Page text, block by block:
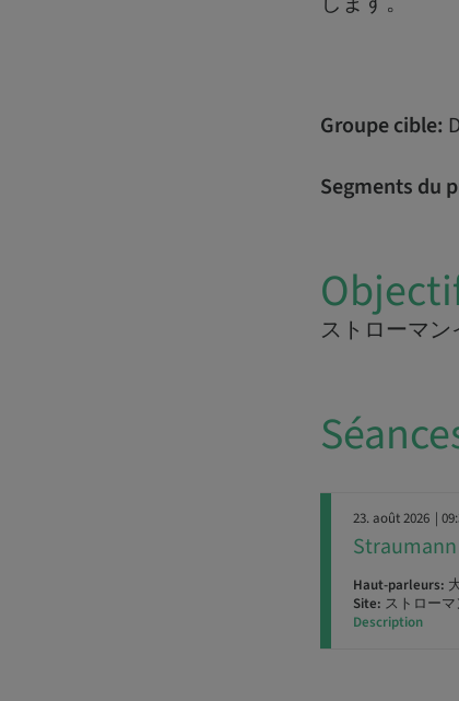
Groupe cible:
Segments du
ストローマ
23. août 2026 |
Haut-parleurs:
Site: ストロー
Description